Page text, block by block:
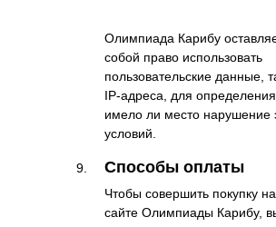
Олимпиада Карибу
собой право использовать
пользовательские данные,
IP-адреса, для определения
имело ли место нарушение
условий.
Способы оплаты
Чтобы совершить покупку
сайте Олимпиады Карибу,